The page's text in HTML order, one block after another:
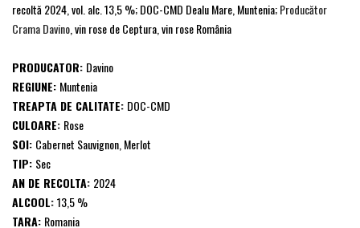
recoltă 2024, vol. alc. 13,5 %; DOC-CMD Dealu Mare, Muntenia;Producător
Crama Davino , vin rose de Ceptura, vin rose România
PRODUCATOR: Davino
REGIUNE: Muntenia
TREAPTA DE CALITATE: DOC-CMD
CULOARE: Rose
SOI: Cabernet Sauvignon, Merlot
TIP: Sec
AN DE RECOLTA: 2024
ALCOOL:13,5 %
TARA: Romania